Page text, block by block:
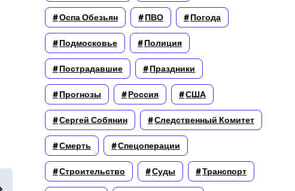
Оспа Обезьян ПВО Погода
Подмосковье Полиция
Пострадавшие Праздники
Прогнозы Россия США
Сергей Собянин Следственный Комитет
Смерть Спецоперации
Строительство Суды Транспорт